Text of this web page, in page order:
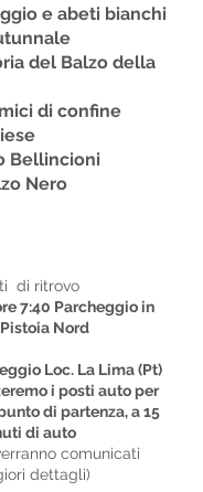
e abeti bianchi
del Balzo della
di confine
Bellincioni
Nero
di ritrovo
7:40 Parcheggio in
Nord
Loc. La Lima (Pt)
i posti auto per
di partenza, a 15
di auto
comunicati
dettagli)